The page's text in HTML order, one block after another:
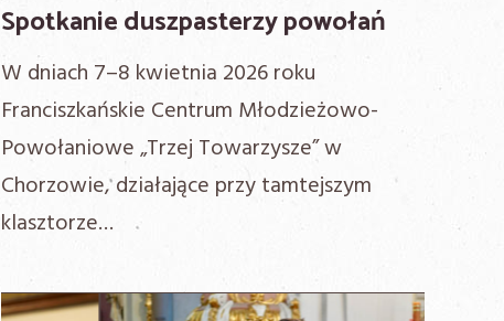
Spotkanie duszpasterzy powołań
W dniach 7–8 kwietnia 2026 roku
Franciszkańskie Centrum Młodzieżowo-
Powołaniowe „Trzej Towarzysze” w
Chorzowie, działające przy tamtejszym
klasztorze…